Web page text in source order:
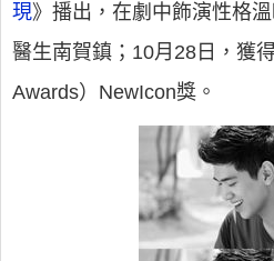
現》播出，在劇中飾演性格
醫生南賀鎮；10月28日，獲
Awards）NewIcon獎。